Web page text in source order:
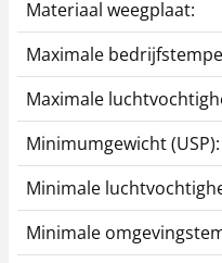
Materiaal weegplaat:
Maximale
Maximale
Minimumgewicht (USP):
Minimale
Minimale